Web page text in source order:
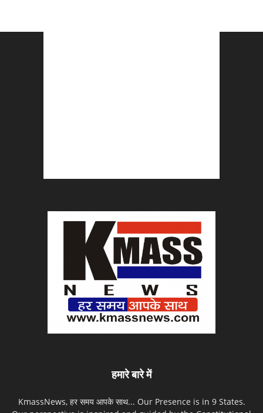
हमारे बारे में
KmassNews, हर समय आपके साथ... Our Presence is in 9 States.